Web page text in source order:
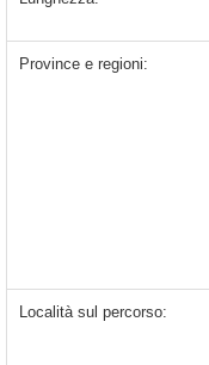
Province e regioni:
Località sul percorso: